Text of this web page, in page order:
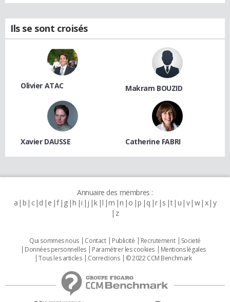
Ils se sont croisés
Olivier ATAC Makram BOUZID
Xavier DAUSSE Catherine FABRI
Annuaire des membres :
a b c d e f g h i j k l m n o p q r s t u v w x y
z
Qui sommes nous Contact Publicité Recrutement
Societé
Données personnelles
Paramétrer les cookies
Mentions légales
Tous les articles
Corrections © 2022 CCM Benchmark